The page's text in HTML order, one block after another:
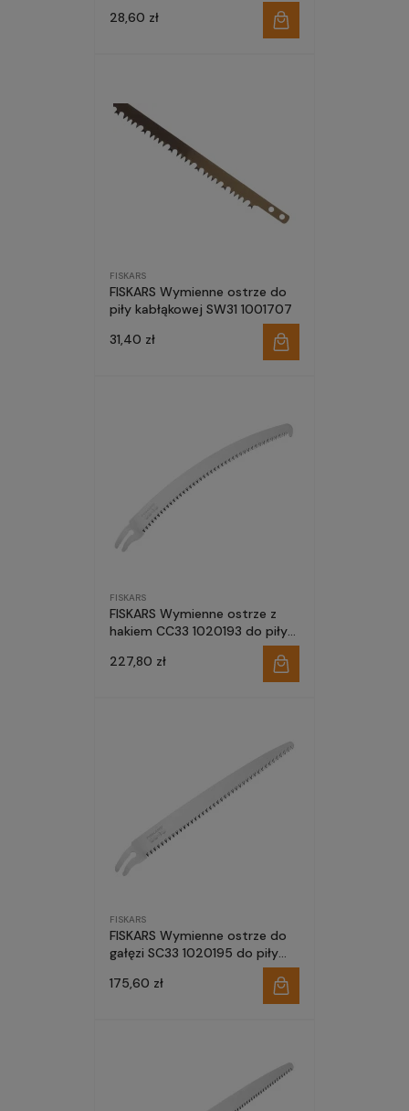
28,60 zł
FISKARS
FISKARS Wymienne ostrze do
piły kabłąkowej SW31 1001707
31,40 zł
FISKARS
FISKARS Wymienne ostrze z
hakiem CC33 1020193 do piły
227,80 zł
FISKARS
FISKARS Wymienne ostrze do
gałęzi SC33 1020195 do piły
175,60 zł